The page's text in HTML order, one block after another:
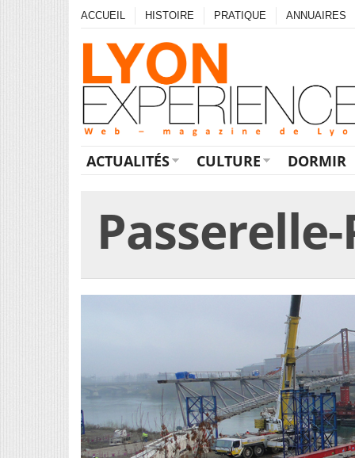
ACCUEIL HISTOIRE PRATIQUE ANNUAIRES
ACTUALITÉS CULTURE DORMIR